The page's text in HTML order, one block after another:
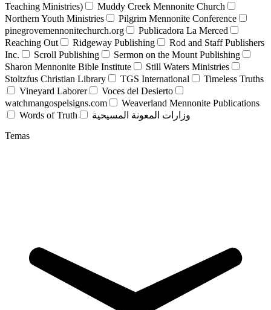
Teaching Ministries)
Muddy Creek Mennonite Church
Northern Youth Ministries
Pilgrim Mennonite Conference
pinegrovemennonitechurch.org
Publicadora La Merced
Reaching Out
Ridgeway Publishing
Rod and Staff Publishers
Inc.
Scroll Publishing
Sermon on the Mount Publishing
Sharon Mennonite Bible Institute
Still Waters Ministries
Stoltzfus Christian Library
TGS International
Timeless Truths
Vineyard Laborer
Voces del Desierto
watchmangospelsigns.com
Weaverland Mennonite Publications
Words of Truth
وزارات المعونة المسيحية
Temas